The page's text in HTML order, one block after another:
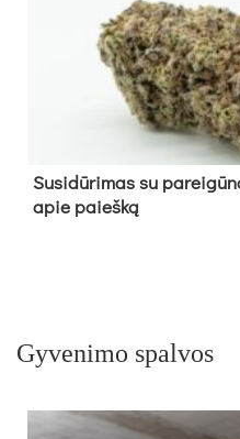
Su­si­dū­ri­mas su
apie paieš­ką
Gyvenimo spalvos